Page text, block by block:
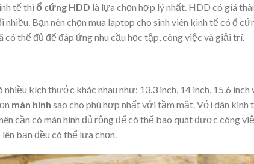
tế thìổ cứng HDD là lựa chọn hợp lý nhất. HDD có giá
Bạn nên chọn mua laptop cho sinh viên kinh tế có ổ
có thể đủ để đáp ứng nhu cầu học tập, công việc và giải trí.
nhiều kích thước khác nhau như: 13.3 inch, 14 inch, 15.6 inch
màn hình sao cho phù hợp nhất với tầm mắt. Với dân kinh
cần có màn hình đủ rộng để có thể bao quát được công
bạn đều có thể lựa chọn.